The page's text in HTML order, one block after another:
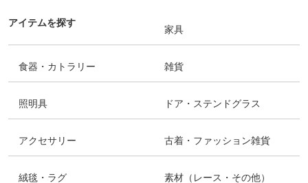
アイテムを探す
家具
食器・カトラリー 雑貨
照明具 ドア・ステンドグラス
アクセサリー 古着・ファッション雑貨
絨毯・ラグ 素材（レース・その他）